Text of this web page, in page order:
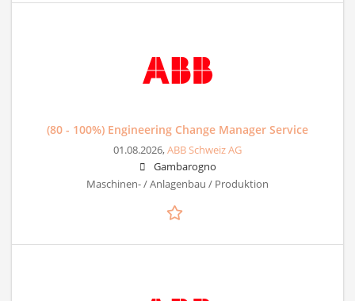
(80 - 100%) Engineering Change Manager Service
01.08.2026,ABB Schweiz AG
Gambarogno
Maschinen- / Anlagenbau / Produktion